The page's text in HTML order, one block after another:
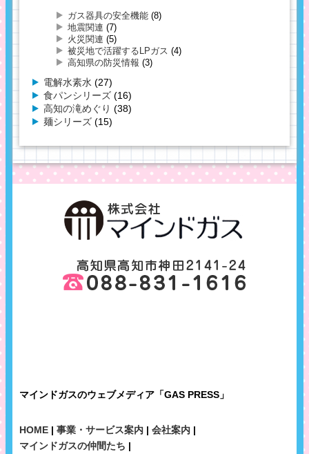
ガス器具の安全機能 (8)
地震関連 (7)
火災関連 (5)
被災地で活躍するLPガス (4)
高知県の防災情報 (3)
電解水素水 (27)
食パンシリーズ (16)
高知の滝めぐり (38)
麺シリーズ (15)
マインドガスのウェブメディア「GAS PRESS」
HOME | 事業・サービス案内 | 会社案内 |
マインドガスの仲間たち |